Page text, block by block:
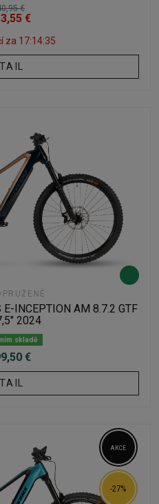
€
€
za 17:14:34
INCEPTION AM 8.7.2 GTF
2024
skladě
€
AKCE
-27%